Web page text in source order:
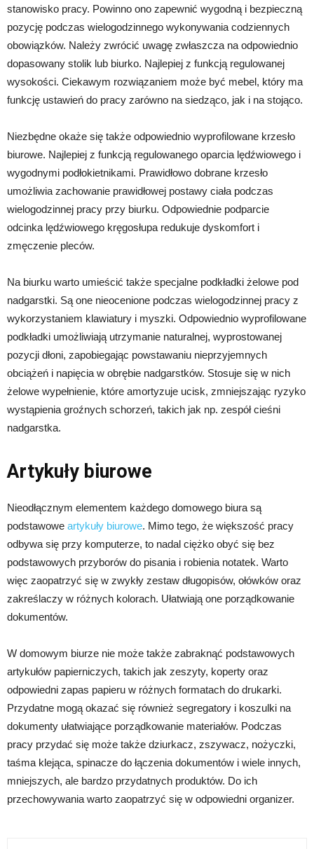
stanowisko pracy. Powinno ono zapewnić wygodną i bezpieczną
pozycję podczas wielogodzinnego wykonywania codziennych
obowiązków. Należy zwrócić uwagę zwłaszcza na odpowiednio
dopasowany stolik lub biurko. Najlepiej z funkcją regulowanej
wysokości. Ciekawym rozwiązaniem może być mebel, który ma
funkcję ustawień do pracy zarówno na siedząco, jak i na stojąco.
Niezbędne okaże się także odpowiednio wyprofilowane krzesło
biurowe. Najlepiej z funkcją regulowanego oparcia lędźwiowego i
wygodnymi podłokietnikami. Prawidłowo dobrane krzesło
umożliwia zachowanie prawidłowej postawy ciała podczas
wielogodzinnej pracy przy biurku. Odpowiednie podparcie
odcinka lędźwiowego kręgosłupa redukuje dyskomfort i
zmęczenie pleców.
Na biurku warto umieścić także specjalne podkładki żelowe pod
nadgarstki. Są one nieocenione podczas wielogodzinnej pracy z
wykorzystaniem klawiatury i myszki. Odpowiednio wyprofilowane
podkładki umożliwiają utrzymanie naturalnej, wyprostowanej
pozycji dłoni, zapobiegając powstawaniu nieprzyjemnych
obciążeń i napięcia w obrębie nadgarstków. Stosuje się w nich
żelowe wypełnienie, które amortyzuje ucisk, zmniejszając ryzyko
wystąpienia groźnych schorzeń, takich jak np. zespół cieśni
nadgarstka.
Artykuły biurowe
Nieodłącznym elementem każdego domowego biura są
podstawowe artykuły biurowe. Mimo tego, że większość pracy
odbywa się przy komputerze, to nadal ciężko obyć się bez
podstawowych przyborów do pisania i robienia notatek. Warto
więc zaopatrzyć się w zwykły zestaw długopisów, ołówków oraz
zakreślaczy w różnych kolorach. Ułatwiają one porządkowanie
dokumentów.
W domowym biurze nie może także zabraknąć podstawowych
artykułów papierniczych, takich jak zeszyty, koperty oraz
odpowiedni zapas papieru w różnych formatach do drukarki.
Przydatne mogą okazać się również segregatory i koszulki na
dokumenty ułatwiające porządkowanie materiałów. Podczas
pracy przydać się może także dziurkacz, zszywacz, nożyczki,
taśma klejąca, spinacze do łączenia dokumentów i wiele innych,
mniejszych, ale bardzo przydatnych produktów. Do ich
przechowywania warto zaopatrzyć się w odpowiedni organizer.